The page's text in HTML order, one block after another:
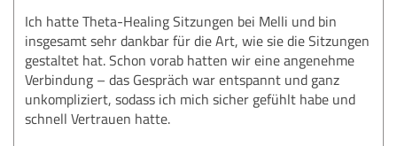
Ich hatte Theta-Healing Sitzungen bei Melli und bin
insgesamt sehr dankbar für die Art, wie sie die Sitzungen
gestaltet hat. Schon vorab hatten wir eine angenehme
Verbindung – das Gespräch war entspannt und ganz
unkompliziert, sodass ich mich sicher gefühlt habe und
schnell Vertrauen hatte.